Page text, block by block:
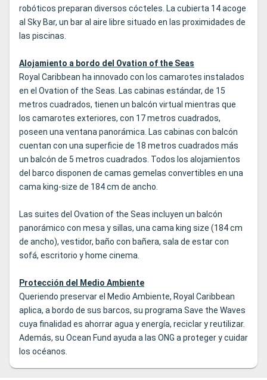
robóticos preparan diversos cócteles. La cubierta 14 acoge
al Sky Bar, un bar al aire libre situado en las proximidades de
las piscinas.
Alojamiento a bordo del Ovation of the Seas
Royal Caribbean ha innovado con los camarotes instalados
en el Ovation of the Seas. Las cabinas estándar, de 15
metros cuadrados, tienen un balcón virtual mientras que
los camarotes exteriores, con 17 metros cuadrados,
poseen una ventana panorámica. Las cabinas con balcón
cuentan con una superficie de 18 metros cuadrados más
un balcón de 5 metros cuadrados. Todos los alojamientos
del barco disponen de camas gemelas convertibles en una
cama king-size de 184 cm de ancho.
Las suites del Ovation of the Seas incluyen un balcón
panorámico con mesa y sillas, una cama king size (184 cm
de ancho), vestidor, baño con bañera, sala de estar con
sofá, escritorio y home cinema.
Protección del Medio Ambiente
Queriendo preservar el Medio Ambiente, Royal Caribbean
aplica, a bordo de sus barcos, su programa Save the Waves
cuya finalidad es ahorrar agua y energía, reciclar y reutilizar.
Además, su Ocean Fund ayuda a las ONG a proteger y cuidar
los océanos.